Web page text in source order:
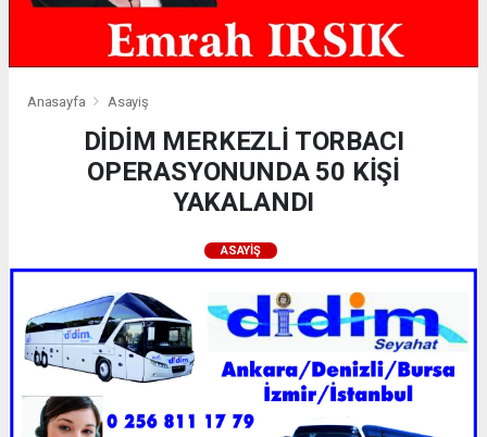
Anasayfa Asayiş
DİDİM MERKEZLİ TORBACI
OPERASYONUNDA 50 KİŞİ
YAKALANDI
ASAYIŞ